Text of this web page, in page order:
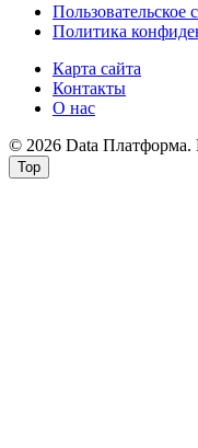
Пользовательское
Политика
Карта сайта
Контакты
О нас
© 2026 Data
Top